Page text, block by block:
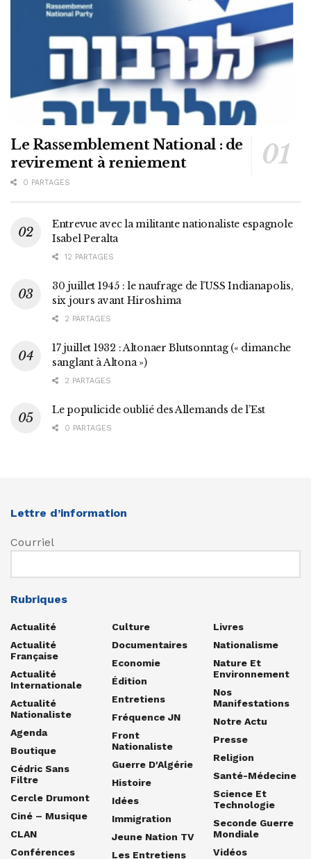
Le Rassemblement National : de
revirement à reniement
0 PARTAGES
Entrevue avec la militante nationaliste espagnole
Isabel Peralta
12 PARTAGES
30 juillet 1945 : le naufrage de l’USS Indianapolis,
six jours avant Hiroshima
2 PARTAGES
17 juillet 1932 : Altonaer Blutsonntag (« dimanche
sanglant à Altona »)
2 PARTAGES
Le populicide oublié des Allemands de l’Est
0 PARTAGES
Lettre d’information
Courriel
Rubriques
Actualité
Actualité
Française
Actualité
Internationale
Actualité
Nationaliste
Agenda
Boutique
Cédric Sans
Filtre
Cercle Drumont
Ciné – Musique
CLAN
Conférences
Culture
Documentaires
Economie
Édition
Entretiens
Fréquence JN
Front
Nationaliste
Guerre D'Algérie
Histoire
Idées
Immigration
Jeune Nation TV
Les Entretiens
Livres
Nationalisme
Nature Et
Environnement
Nos
Manifestations
Notre Actu
Presse
Religion
Santé-Médecine
Science Et
Technologie
Seconde Guerre
Mondiale
Vidéos